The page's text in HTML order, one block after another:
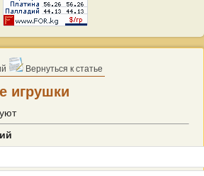
Вернуться к статье
игрушки